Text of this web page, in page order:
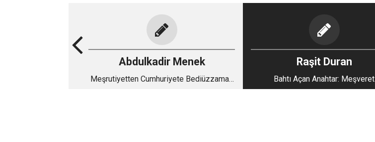
Abdulkadir Menek
Meşrutiyetten Cumhuriyete Bediüzzaman
Raşit Duran
Bahtı Açan Anahtar: Meşveret